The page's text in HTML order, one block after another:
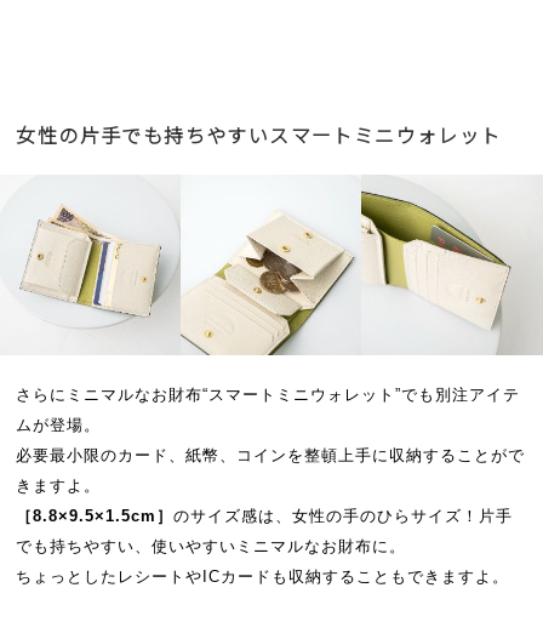
女性の片手でも持ちやすいスマートミニウォレット
さらにミニマルなお財布“スマートミニウォレット”でも別注アイテ
ムが登場。
必要最小限のカード、紙幣、コインを整頓上手に収納することがで
きますよ。
［8.8×9.5×1.5cm］のサイズ感は、女性の手のひらサイズ！片手
でも持ちやすい、使いやすいミニマルなお財布に。
ちょっとしたレシートやICカードも収納することもできますよ。